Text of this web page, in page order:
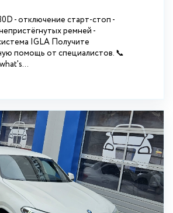
- отключение старт-стоп -
ремней -
IGLA Получите
помощь от специалистов. 📞